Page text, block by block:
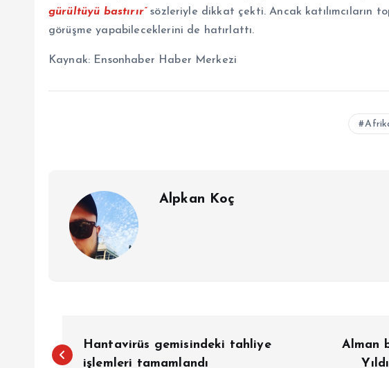
gürültüyü bastırır”sözleriyle dikkat çekti. Ancak katılımcıların
görüşme yapabileceklerini de hatırlattı.
Kaynak: Ensonhaber Haber Merkezi
Alpkan Koç
Hantavirüs gemisindeki tahliye
işlemleri tamamlandı
Alman